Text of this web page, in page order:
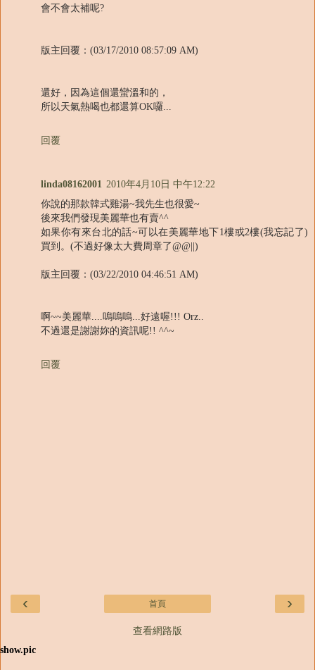
會不會太補呢?
版主回覆：(03/17/2010 08:57:09 AM)
還好，因為這個還蠻溫和的，
所以天氣熱喝也都還算OK囉...
回覆
linda08162001 2010年4月10日 中午12:22
你說的那款韓式雞湯~我先生也很愛~
後來我們發現美麗華也有賣^^
如果你有來台北的話~可以在美麗華地下1樓或2樓(我忘記了)
買到。(不過好像太大費周章了@@||)
版主回覆：(03/22/2010 04:46:51 AM)
啊~~美麗華....嗚嗚嗚...好遠喔!!! Orz..
不過還是謝謝妳的資訊呢!! ^^~
回覆
‹ ›
首頁
查看網路版
show.pic